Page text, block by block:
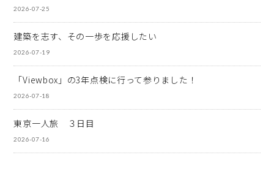
2026-07-25
建築を志す、その一歩を応援したい
2026-07-19
「Viewbox」の3年点検に行って参りました！
2026-07-18
東京一人旅 ３日目
2026-07-16